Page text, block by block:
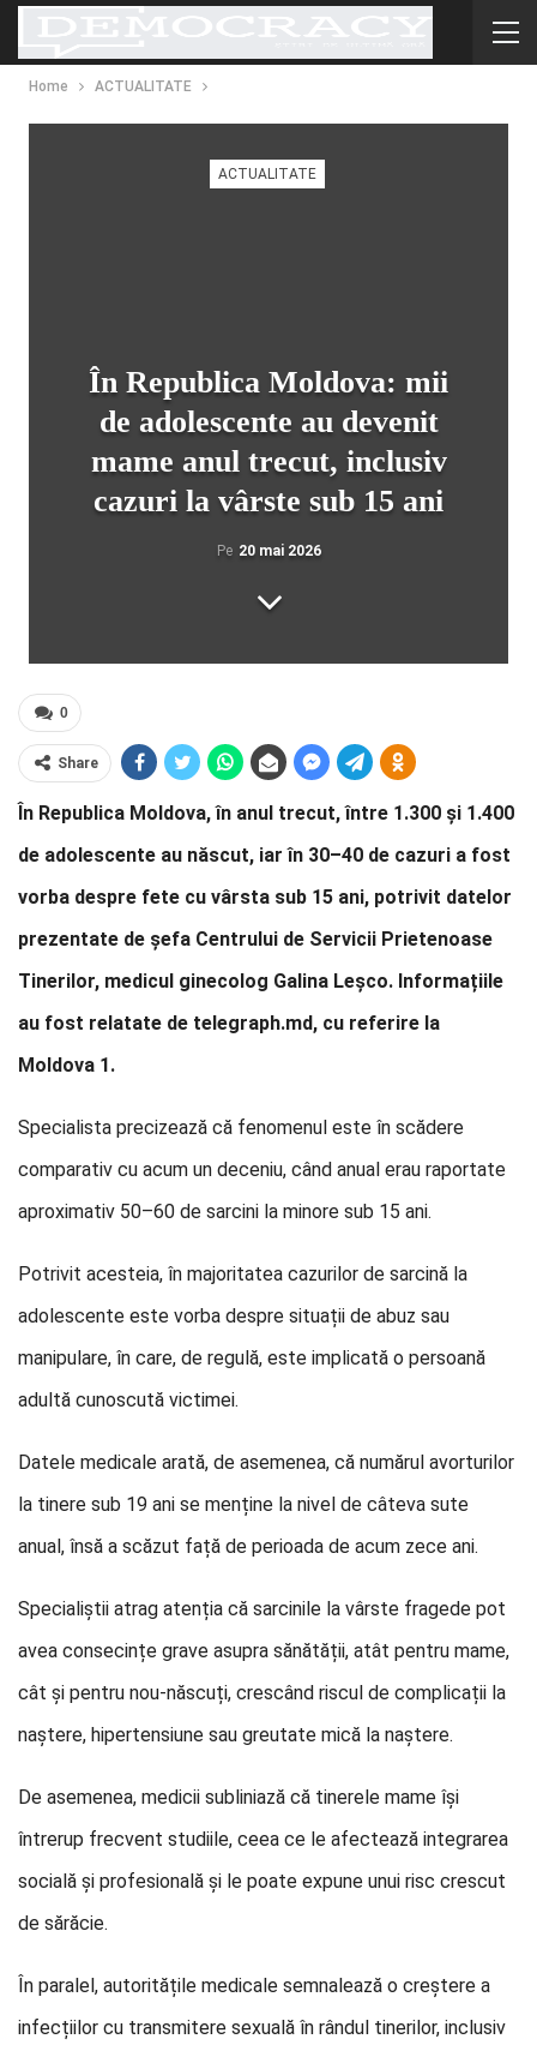
Home ACTUALITATE
ACTUALITATE
În Republica Moldova: mii
de adolescente au devenit
mame anul trecut, inclusiv
cazuri la vârste sub 15 ani
Pe 20 mai 2026
0
Share
În Republica Moldova, în anul trecut, între 1.300 și 1.400
de adolescente au născut, iar în 30–40 de cazuri a fost
vorba despre fete cu vârsta sub 15 ani, potrivit datelor
prezentate de șefa Centrului de Servicii Prietenoase
Tinerilor, medicul ginecolog Galina Leșco. Informațiile
au fost relatate de telegraph.md, cu referire la
Moldova 1.
Specialista precizează că fenomenul este în scădere
comparativ cu acum un deceniu, când anual erau raportate
aproximativ 50–60 de sarcini la minore sub 15 ani.
Potrivit acesteia, în majoritatea cazurilor de sarcină la
adolescente este vorba despre situații de abuz sau
manipulare, în care, de regulă, este implicată o persoană
adultă cunoscută victimei.
Datele medicale arată, de asemenea, că numărul avorturilor
la tinere sub 19 ani se menține la nivel de câteva sute
anual, însă a scăzut față de perioada de acum zece ani.
Specialiștii atrag atenția că sarcinile la vârste fragede pot
avea consecințe grave asupra sănătății, atât pentru mame,
cât și pentru nou-născuți, crescând riscul de complicații la
naștere, hipertensiune sau greutate mică la naștere.
De asemenea, medicii subliniază că tinerele mame își
întrerup frecvent studiile, ceea ce le afectează integrarea
socială și profesională și le poate expune unui risc crescut
de sărăcie.
În paralel, autoritățile medicale semnalează o creștere a
infecțiilor cu transmitere sexuală în rândul tinerilor, inclusiv